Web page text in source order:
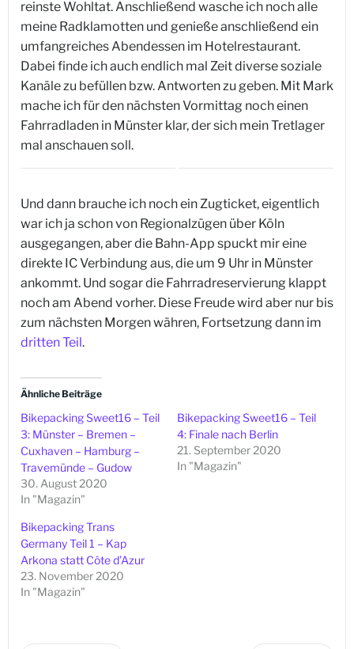
reinste Wohltat. Anschließend wasche ich noch alle
meine Radklamotten und genieße anschließend ein
umfangreiches Abendessen im Hotelrestaurant.
Dabei finde ich auch endlich mal Zeit diverse soziale
Kanäle zu befüllen bzw. Antworten zu geben. Mit Mark
mache ich für den nächsten Vormittag noch einen
Fahrradladen in Münster klar, der sich mein Tretlager
mal anschauen soll.
Und dann brauche ich noch ein Zugticket, eigentlich
war ich ja schon von Regionalzügen über Köln
ausgegangen, aber die Bahn-App spuckt mir eine
direkte IC Verbindung aus, die um 9 Uhr in Münster
ankommt. Und sogar die Fahrradreservierung klappt
noch am Abend vorher. Diese Freude wird aber nur bis
zum nächsten Morgen währen, Fortsetzung dann im
dritten Teil.
Ähnliche Beiträge
Bikepacking Sweet16 – Teil
3: Münster – Bremen –
Cuxhaven – Hamburg –
Travemünde – Gudow
30. August 2020
In "Magazin"
Bikepacking Sweet16 – Teil
4: Finale nach Berlin
21. September 2020
In "Magazin"
Bikepacking Trans
Germany Teil 1 – Kap
Arkona statt Côte d’Azur
23. November 2020
In "Magazin"